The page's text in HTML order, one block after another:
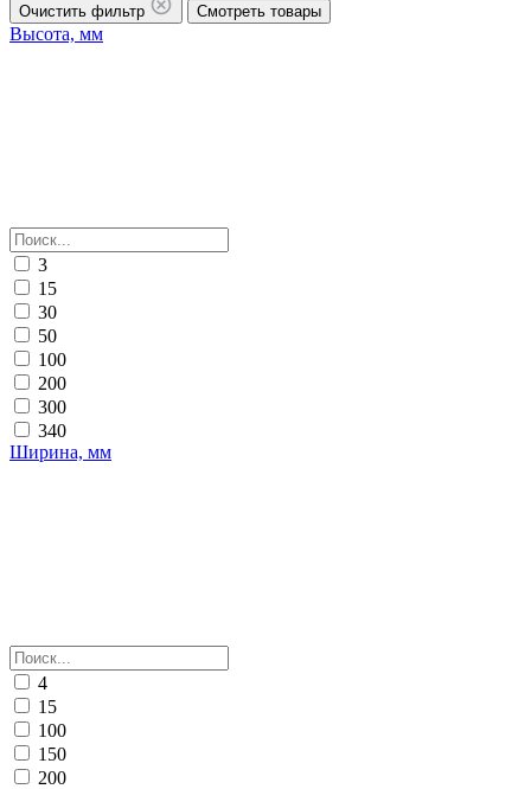
Очистить фильтр Смотреть товары
Высота, мм
3
15
30
50
100
200
300
340
Ширина, мм
4
15
100
150
200